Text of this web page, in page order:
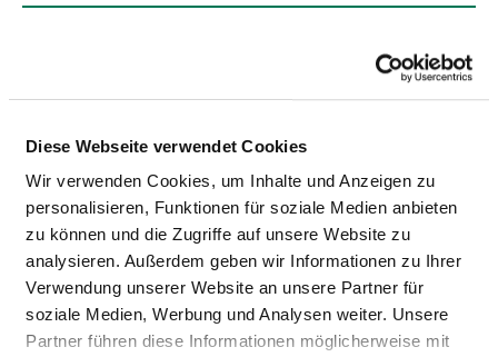
Diese Webseite verwendet Cookies
Wir verwenden Cookies, um Inhalte und Anzeigen zu
personalisieren, Funktionen für soziale Medien anbieten
zu können und die Zugriffe auf unsere Website zu
analysieren. Außerdem geben wir Informationen zu Ihrer
Verwendung unserer Website an unsere Partner für
soziale Medien, Werbung und Analysen weiter. Unsere
Partner führen diese Informationen möglicherweise mit
Eigenblutspende
Akupressur
Atemgymnastik /-therapie
Sporttherapie / Bewegungstherapie